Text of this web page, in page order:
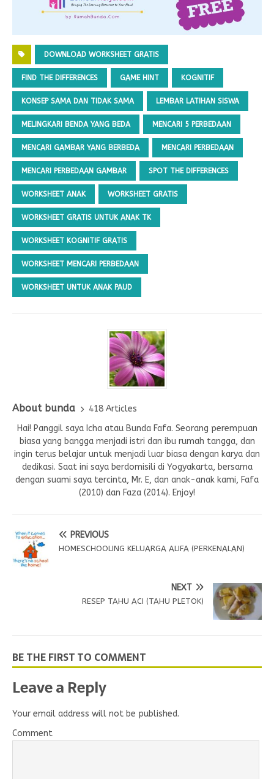
DOWNLOAD WORKSHEET GRATIS
FIND THE DIFFERENCES GAME HINT KOGNITIF
KONSEP SAMA DAN TIDAK SAMA LEMBAR LATIHAN SISWA
MELINGKARI BENDA YANG BEDA MENCARI 5 PERBEDAAN
MENCARI GAMBAR YANG BERBEDA MENCARI PERBEDAAN
MENCARI PERBEDAAN GAMBAR SPOT THE DIFFERENCES
WORKSHEET ANAK WORKSHEET GRATIS
WORKSHEET GRATIS UNTUK ANAK TK
WORKSHEET KOGNITIF GRATIS
WORKSHEET MENCARI PERBEDAAN
WORKSHEET UNTUK ANAK PAUD
About bunda
418 Articles
Hai! Panggil saya Icha atau Bunda Fafa. Seorang perempuan
biasa yang bangga menjadi istri dan ibu rumah tangga, dan
ingin terus belajar untuk menjadi luar biasa dengan karya dan
dedikasi. Saat ini saya berdomisili di Yogyakarta, bersama
dengan suami saya tercinta, Mr. E, dan anak-anak kami, Fafa
(2010) dan Faza (2014). Enjoy!
PREVIOUS
HOMESCHOOLING KELUARGA ALIFA (PERKENALAN)
NEXT
RESEP TAHU ACI (TAHU PLETOK)
BE THE FIRST TO COMMENT
Leave a Reply
Your email address will not be published.
Comment